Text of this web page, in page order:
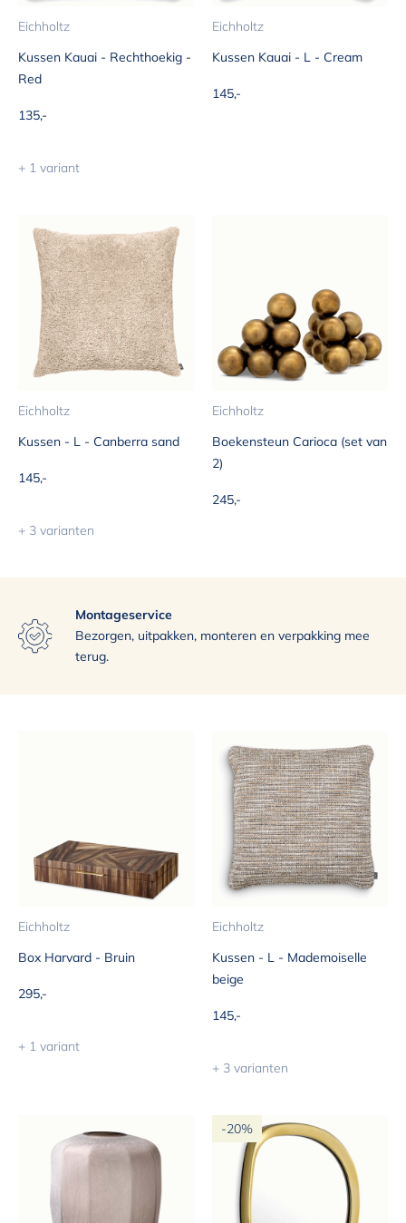
Montageservice
Bezorgen, uitpakken, monteren en verpakking mee
terug.
Exclusief assortiment
Uitstekende bezorgservice
Eichholtz
Kussen Kauai - Rechthoekig -
Red
Aanbiedingsprijs
135,-
+ 1 variant
Eichholtz
Kussen Kauai - L - Cream
Aanbiedingsprijs
145,-
Eichholtz
Kussen - L - Canberra sand
Aanbiedingsprijs
145,-
+ 3 varianten
Eichholtz
Boekensteun Carioca (set van
2)
Aanbiedingsprijs
245,-
Eichholtz
Box Harvard - Bruin
Aanbiedingsprijs
295,-
+ 1 variant
Eichholtz
Kussen - L - Mademoiselle
beige
Aanbiedingsprijs
145,-
+ 3 varianten
-20%